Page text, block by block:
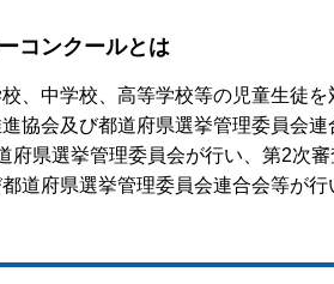
コンクールとは
、中学校、高等学校等の児童生徒
協会及び都道府県選挙管理委員会
府県選挙管理委員会が行い、第2次
道府県選挙管理委員会連合会等が行